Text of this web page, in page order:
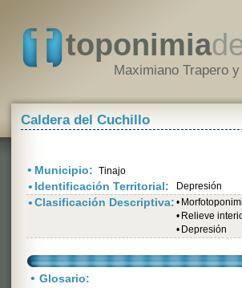
toponimia
Maximiano Trapero
Caldera del Cuchillo
• Municipio: Tinajo
• Identificación Territorial: Depresión
•Clasificación Descriptiva: •
• Relieve
• Depresión
• Glosario: